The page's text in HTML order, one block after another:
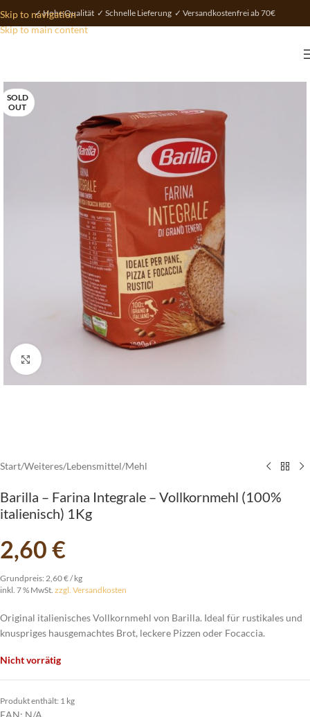
Skip to navigation
Skip to main content
✓ Hohe Qualität ✓ Schnelle Lieferung ✓ Versandkostenfrei ab 70€
SOLD
OUT
vergrößern
Start/Weiteres/Lebensmittel/Mehl
Barilla – Farina Integrale – Vollkornmehl (100%
italienisch) 1Kg
2,60€
Grundpreis: 2,60€/kg
inkl. 7 % MwSt. zzgl. Versandkosten
Original italienisches Vollkornmehl von Barilla. Ideal für rustikales und
knuspriges hausgemachtes Brot, leckere Pizzen oder Focaccia.
Nicht vorrätig
Produkt enthält: 1 kg
EAN: N/A